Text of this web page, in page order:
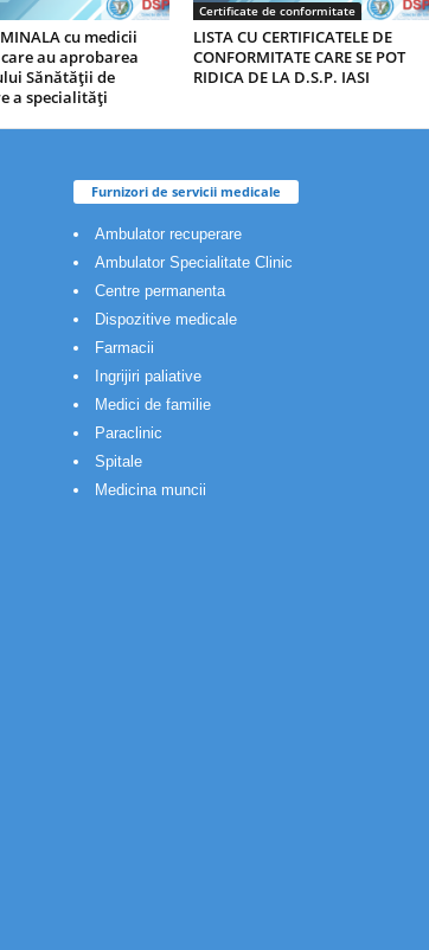
cu medicii
au aprobarea
Sănătăţii de
a specialităţi
Certificate de conformitate
LISTA CU CERTIFICATELE DE
CONFORMITATE CARE SE POT
RIDICA DE LA D.S.P. IASI
Furnizori de servicii medicale
Ambulator recuperare
Ambulator Specialitate Clinic
Centre permanenta
Dispozitive medicale
Farmacii
Ingrijiri paliative
Medici de familie
Paraclinic
Spitale
Medicina muncii